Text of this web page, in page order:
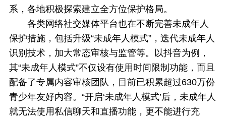
系，各地积极探索建立全方位保护格局。
各类网络社交媒体平台也在不断完善未成年人
保护措施，包括升级“未成年人模式”，迭代未成年人
识别技术，加大常态审核与监管等。以抖音为例，
其“未成年人模式”不仅设有使用时间限制功能，而且
配备了专属内容审核团队，目前已积累超过630万份
青少年友好内容。“开启‘未成年人模式’后，未成年人
就无法使用私信聊天和直播功能，更不能进行充